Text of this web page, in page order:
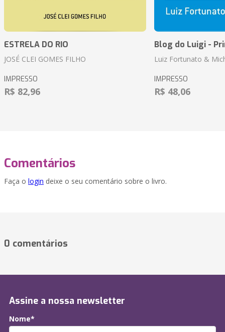
ESTRELA DO RIO
JOSÉ CLEI GOMES FILHO
IMPRESSO
R$ 82,96
Blog do Luigi -
Luiz Fortunato &
IMPRESSO
R$ 48,06
Comentários
Faça o login deixe o seu comentário sobre o livro.
0 comentários
Assine a nossa newsletter
Nome*